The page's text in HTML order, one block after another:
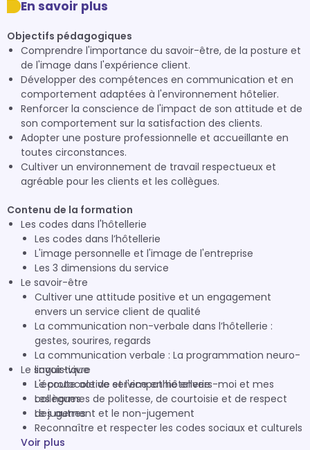
En savoir plus
Objectifs pédagogiques
Comprendre l'importance du savoir-être, de la posture et
de l'image dans l'expérience client.
Développer des compétences en communication et en
comportement adaptées à l'environnement hôtelier.
Renforcer la conscience de l'impact de son attitude et de
son comportement sur la satisfaction des clients.
Adopter une posture professionnelle et accueillante en
toutes circonstances.
Cultiver un environnement de travail respectueux et
agréable pour les clients et les collègues.
Contenu de la formation
Les codes dans l'hôtellerie
Les codes dans l’hôtellerie
L'image personnelle et l'image de l'entreprise
Les 3 dimensions du service
Le savoir-être
Cultiver une attitude positive et un engagement
envers un service client de qualité
La communication non-verbale dans l’hôtellerie :
gestes, sourires, regards
La communication verbale : La programmation neuro-
linguistique
L'écoute active et l'empathie envers-moi et mes
collègues
Le jugement et le non-jugement
Le savoir-vivre
Le protocole de service en hôtellerie
Les normes de politesse, de courtoisie et de respect
des autres
Reconnaître et respecter les codes sociaux et culturels
Voir plus